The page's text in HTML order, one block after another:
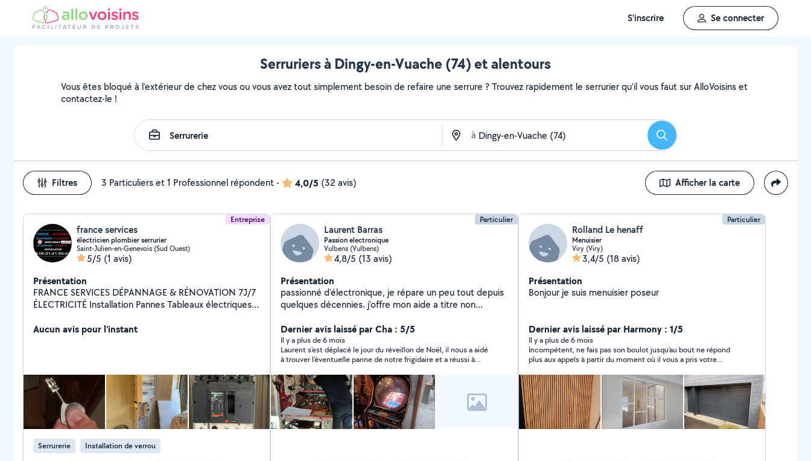
S'inscrire Se connecter
Serruriers à Dingy-en-Vuache (74) et alentours
Vous êtes bloqué à l'extérieur de chez vous ou vous avez tout simplement besoin de refaire une serrure ? Trouvez rapidement le serrurier qu'il vous faut sur AlloVoisins et
contactez-le !
à Rechercher
Filtres 3 Particuliers et 1 Professionnel répondent- 4,0/5 (32 avis) Afficher la carte
Entreprise
france services
électricien plombier serrurier
Saint-Julien-en-Genevois (Sud Ouest)
5/5 (1 avis)
Présentation
FRANCE SERVICES DÉPANNAGE & RÉNOVATION 7J/7
ÉLECTRICITÉ Installation Pannes Tableaux électriques
Sanitaires Chauffe-eau SERRURERIE Ouverture de
corrects Devis rapide Disponible pour particuliers &
professionnels Contact rapide pour toute demande
d'intervention FRANCE SERVICES RAPIDE FIABLE
EFFICACE
Aucun avis pour l'instant
Serrurerie Installation de verrou
Particulier
Laurent Barras
Passion electronique
Vulbens (Vulbens)
4,8/5 (13 avis)
Présentation
passionné d'électronique, je répare un peu tout depuis
quelques décennies. j'offre mon aide a titre non
électroniques. j'apprécie de rencontrer des personnes
convaincues de réparer plutôt que jeter. Je ne suis pas
un service de dépannage mais un voisin qui échange
des services comme un loisir, avec des disponibilités
limitées. Merci d'éviter de me contacter pour smart
phone et gros électroménager.
Dernier avis laissé par Cha : 5/5
Il y a plus de 6 mois
Laurent s'est déplacé le jour du réveillon de Noël, il nous a aidé
à trouver l'éventuelle panne de notre frigidaire et a réussi à
recommande+++! Gentil, serviable et de bons conseils. Merci à
vous.
Particulier
Rolland Le henaff
Menuisier
Viry (Viry)
3,4/5 (18 avis)
Présentation
Bonjour je suis menuisier poseur
Dernier avis laissé par Harmony : 1/5
Il y a plus de 6 mois
Incompétent, ne fais pas son boulot jusqu’au bout ne répond
plus aux appels à partir du moment où il vous a pris votre
soeur qui a dû finir son boulot je déconseille !!!